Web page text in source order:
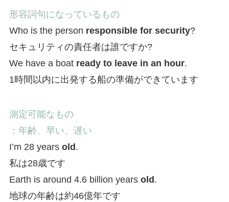
形容詞句になっているもの
Who is the person responsible for security?
セキュリティの責任者は誰ですか?
We have a boat ready to leave in an hour.
1時間以内に出発する船の準備ができています
測定可能なもの
：年齢、早い、遅い
I’m 28 years old .
私は28歳です
Earth is around 4.6 billion years old .
地球の年齢は約46億年です